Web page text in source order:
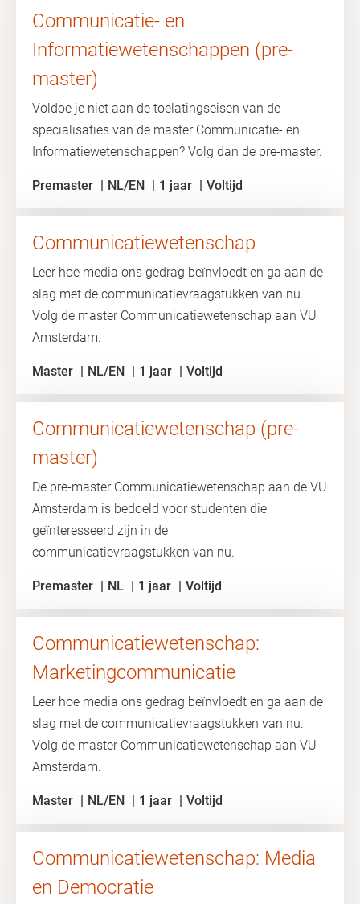
Communicatie- en
Informatiewetenschappen (pre-
master)
Voldoe je niet aan de toelatingseisen van de
specialisaties van de master Communicatie- en
Informatiewetenschappen? Volg dan de pre-master.
Premaster NL/EN 1 jaar Voltijd
Communicatiewetenschap
Leer hoe media ons gedrag beïnvloedt en ga aan de
slag met de communicatievraagstukken van nu.
Volg de master Communicatiewetenschap aan VU
Amsterdam.
Master NL/EN 1 jaar Voltijd
Communicatiewetenschap (pre-
master)
De pre-master Communicatiewetenschap aan de VU
Amsterdam is bedoeld voor studenten die
geïnteresseerd zijn in de
communicatievraagstukken van nu.
Premaster NL 1 jaar Voltijd
Communicatiewetenschap:
Marketingcommunicatie
Leer hoe media ons gedrag beïnvloedt en ga aan de
slag met de communicatievraagstukken van nu.
Volg de master Communicatiewetenschap aan VU
Amsterdam.
Master NL/EN 1 jaar Voltijd
Communicatiewetenschap: Media
en Democratie